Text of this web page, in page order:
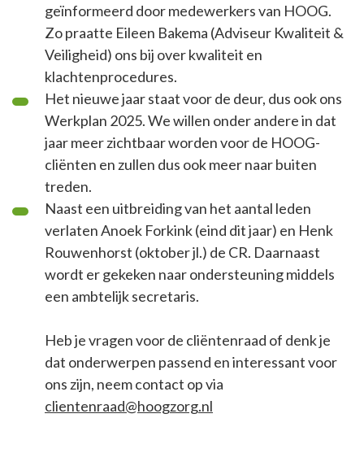
geïnformeerd door medewerkers van HOOG.
Zo praatte Eileen Bakema (Adviseur Kwaliteit &
Veiligheid) ons bij over kwaliteit en
klachtenprocedures.
Het nieuwe jaar staat voor de deur, dus ook ons
Werkplan 2025. We willen onder andere in dat
jaar meer zichtbaar worden voor de HOOG-
cliënten en zullen dus ook meer naar buiten
treden.
Naast een uitbreiding van het aantal leden
verlaten Anoek Forkink (eind dit jaar) en Henk
Rouwenhorst (oktober jl.) de CR. Daarnaast
wordt er gekeken naar ondersteuning middels
een ambtelijk secretaris.
Heb je vragen voor de cliëntenraad of denk je
dat onderwerpen passend en interessant voor
ons zijn, neem contact op via
clientenraad@hoogzorg.nl